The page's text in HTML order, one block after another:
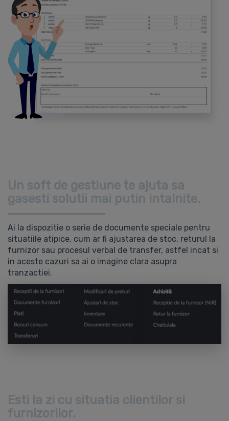
Un soft de gestiune te ajuta sa
gasesti solutii mai putin intalnite.
Ai la dispozitie o serie de documente speciale pentru
situatiile atipice, cum ar fi ajustarea de stoc, returul la
furnizor sau procesul verbal de transfer, astfel incat si
in aceste cazuri sa ai o imagine clara asupra
tranzactiei.
Esti la zi cu situatia clientilor si
furnizorilor.